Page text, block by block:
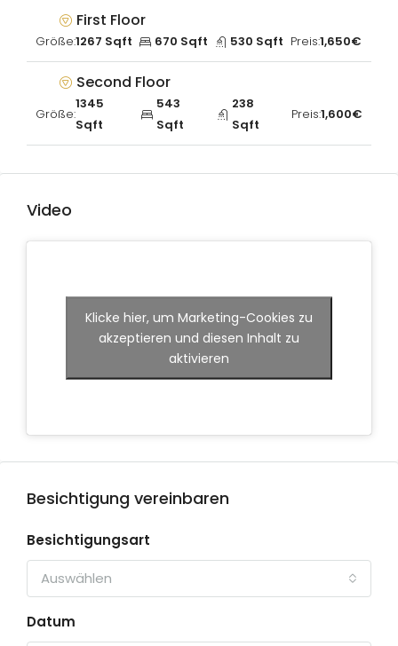
First Floor
Größe:1267 Sqft 670 Sqft 530 Sqft Preis:1,650€
Second Floor
Größe:
1345
Sqft
543
Sqft
238
Sqft
Preis:1,600€
Video
Klicke hier, um Marketing-Cookies zu
akzeptieren und diesen Inhalt zu
aktivieren
Besichtigung vereinbaren
Besichtigungsart
Auswählen
Datum